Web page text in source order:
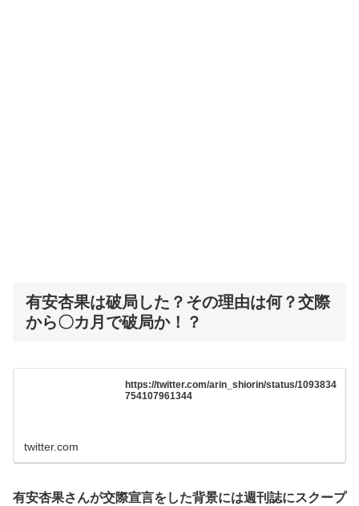
有安杏果は破局した？その理由は何？交際
から〇カ月で破局か！？
https://twitter.com/arin_shiorin/status/1093834
754107961344
twitter.com
有安杏果さんが交際宣言をした背景には週刊誌にスクープ